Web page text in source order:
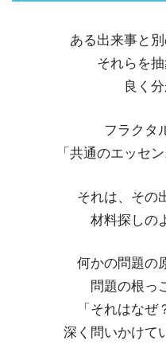
ある出来事と
それらを
良く
フラクタ
「共通のエッセ
それは、その
材料探しの
何かの問題の
問題の根っ
「それはなぜ
深く問いかけて